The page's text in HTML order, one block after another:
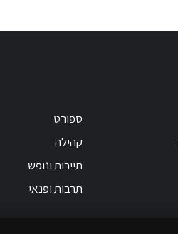
ספורט
קהילה
תיירות ונופש
תרבות ופנאי